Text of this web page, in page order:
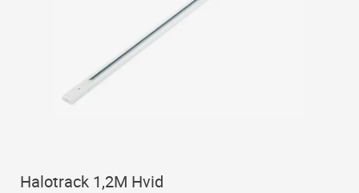
Halotrack 1,2M Hvid